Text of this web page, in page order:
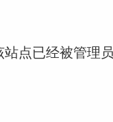
站点已经被管理